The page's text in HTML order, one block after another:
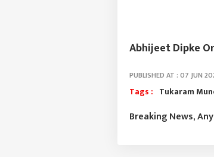
Abhijeet Dipke
PUBLISHED AT : 07 JUN
Tags : Tukaram
Breaking News,